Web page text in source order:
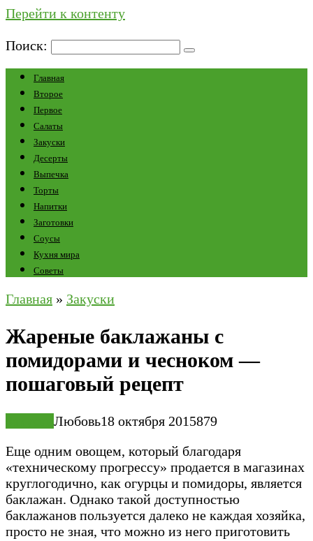
Перейти к контенту
Поиск:
Главная
Второе
Первое
Салаты
Закуски
Десерты
Выпечка
Торты
Напитки
Заготовки
Соусы
Кухня мира
Советы
Главная » Закуски
Жареные баклажаны с
помидорами и чесноком —
пошаговый рецепт
Любовь18 октября 2015879
Еще одним овощем, который благодаря
«техническому прогрессу» продается в магазинах
круглогодично, как огурцы и помидоры, является
баклажан. Однако такой доступностью
баклажанов пользуется далеко не каждая хозяйка,
просто не зная, что можно из него приготовить